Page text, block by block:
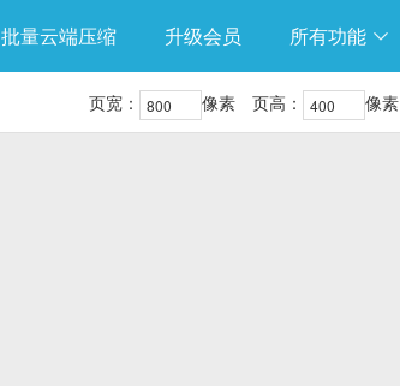
批量云端压缩 升级会员 所有功能 
页宽： 像素 页高： 像素